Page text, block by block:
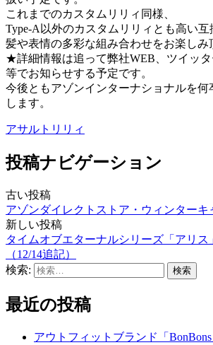
これまでのカスタムリリィ同様、
Type-A以外のカスタムリリィとも高い互
髪や表情の多彩な組み合わせをお楽しみ
★詳細情報は追って弊社WEB、ツイッタ
等でお知らせする予定です。
今後ともアゾンインターナショナルを何
します。
アサルトリリィ
投稿ナビゲーション
古い投稿
アゾンダイレクトストア・ウィンター
新しい投稿
タイムオブエターナルシリーズ「アリス
（12/14追記）
検索:
最近の投稿
アウトフィットブランド「